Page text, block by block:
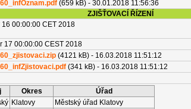
(659 kB) - 30.01.2018 11:56:36
ZJIŠŤOVACÍ ŘÍZENÍ
16 00:00:00 CET 2018
17 00:00:00 CEST 2018
(4121 kB) - 16.03.2018 11:51:12
(341 kB) - 16.03.2018 11:51:12
Okres
Úřad
Klatovy
Městský úřad Klatovy